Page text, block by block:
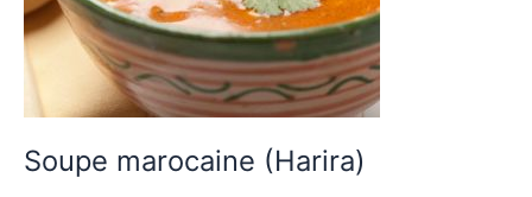
Soupe marocaine (Harira)